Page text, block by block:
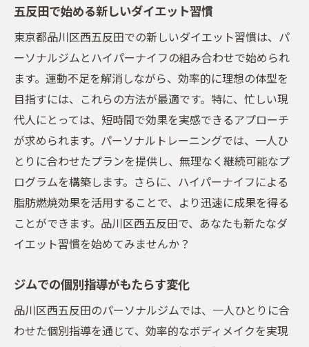
整体とハイパーナイフで進化するボディメイク
方法
整体がもたらす体調改善効果
ハイパーナイフでの脂肪燃焼サポート
パーソナルジムでのホリスティックケア
新しいボディメイクのトレンドを探る
五反田で受けられる整体の特徴
体の内側から美しくなるプログラム
五反田で始める効率的なダイエット生活のすす
め
五反田のジムでのダイエット成功例
効率的なダイエットメニューの提案
忙しい日常に取り入れるジム通い
パーソナルジムを活用した健康維持法
五反田で始める新しいダイエット習慣
東京都品川区西五反田での新しいダイエット習慣は、パ
ーソナルジムとハイパーナイフの組み合わせで始められ
ます。運動不足を解消しながら、効率的に理想の体型を
目指すには、これらの方法が最適です。特に、忙しい現
代人にとっては、短時間で効果を実感できるアプローチ
が求められます。パーソナルトレーニングでは、一人ひ
とりに合わせたプランを提供し、無理なく継続可能なプ
ログラムを構築します。さらに、ハイパーナイフによる
脂肪燃焼効果を活用することで、より迅速に成果を得る
ことができます。品川区西五反田で、あなたも新たなダ
イエット習慣を始めてみませんか？
ジムでの個別指導がもたらす変化
品川区西五反田のパーソナルジムでは、一人ひとりに合
わせた個別指導を通じて、効率的なボディメイクを実現